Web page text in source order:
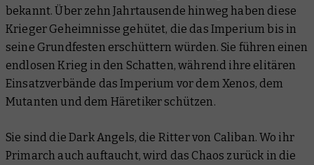
bekannt. Über zehn Jahrtausende hinweg haben diese
Krieger Geheimnisse gehütet, die das Imperium bis in
seine Grundfesten erschüttern würden. Sie führen einen
endlosen Krieg in den Schatten, während ihre elitären
Einsatzverbände das Imperium vor dem Xenos, dem
Mutanten und dem Häretiker schützen.
Sie sind die Dark Angels, die Ritter von Caliban. Wo ihr
Primarch auch auftaucht, wird das Chaos zurück in die